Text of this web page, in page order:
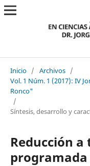
Inicio / Archivos /
Vol. 1 Núm. 1 (2017): IV
Ronco"
/
Síntesis, desarrollo y
Reducción
programada